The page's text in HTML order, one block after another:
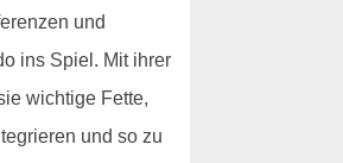
und
ins Spiel. Mit ihrer
wichtige Fette,
und so zu